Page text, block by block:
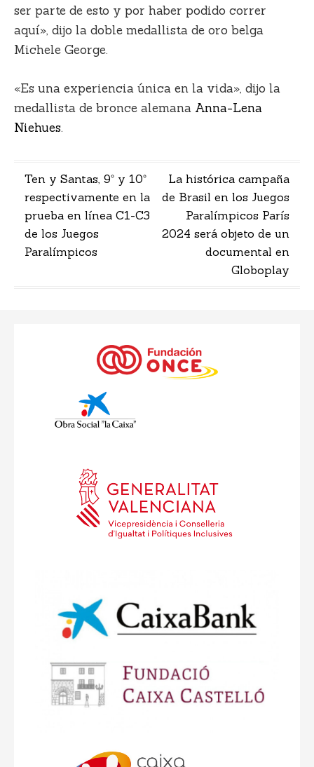
ser parte de esto y por haber podido correr
aquí», dijo la doble medallista de oro belga
Michele George.
«Es una experiencia única en la vida», dijo la
medallista de bronce alemana Anna-Lena
Niehues.
Navegación
de
entradas
Ten y Santas, 9º y 10º
respectivamente en la
prueba en línea C1-C3
de los Juegos
Paralímpicos
La histórica campaña
de Brasil en los Juegos
Paralímpicos París
2024 será objeto de un
documental en
Globoplay